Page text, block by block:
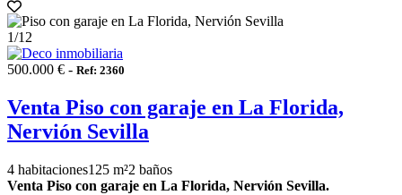
1/12
500.000 € - Ref: 2360
Venta Piso con garaje en La Florida,
Nervión Sevilla
4 habitaciones125 m²2 baños
Venta Piso con garaje en La Florida, Nervión Sevilla.